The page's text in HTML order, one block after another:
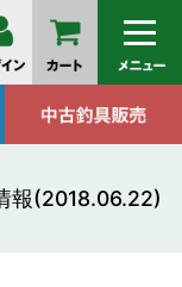
報(2018.06.22)